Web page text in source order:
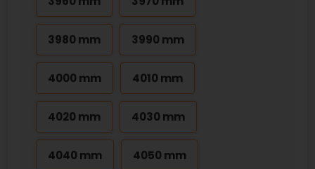
3980 mm 3990 mm
4000 mm 4010 mm
4020 mm 4030 mm
4040 mm 4050 mm